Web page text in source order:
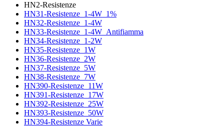
HN2-Resistenze
HN31-Resistenze_1-4W_1%
HN32-Resistenze_1-4W
HN33-Resistenze_1-4W_Antifiamma
HN34-Resistenze_1-2W
HN35-Resistenze_1W
HN36-Resistenze_2W
HN37-Resistenze_5W
HN38-Resistenze_7W
HN390-Resistenze_11W
HN391-Resistenze_17W
HN392-Resistenze_25W
HN393-Resistenze_50W
HN394-Resistenze Varie